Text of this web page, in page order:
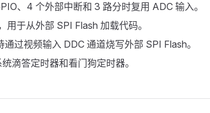
、4 个外部中断和 3 路分时复用 ADC 输入。
用于从外部 SPI Flash 加载代码。
过视频输入 DDC 通道烧写外部 SPI Flash。
滴答定时器和看门狗定时器。